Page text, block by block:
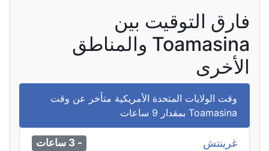
فارق التوقيت بين
Toamasina والمناطق
الأخرى
وقت الولايات المتحدة الأمريكية متأخر عن وقت
Toamasina بمقدار 9 ساعات
غرينتش - 3 ساعات